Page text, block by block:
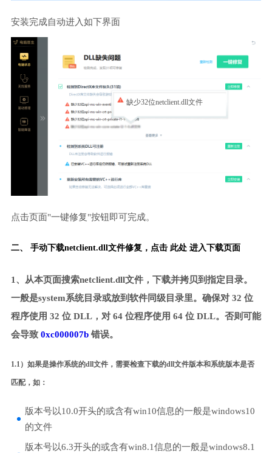
安装完成自动进入如下界面
缺少32位netclient.dll文件
点击页面"一键修复"按钮即可完成。
二、 手动下载netclient.dll文件修复， 点击 此处 进入下载页面
1、从本页面搜索netclient.dll文件，下载并拷贝到指定目录。
一般是system系统目录或放到软件同级目录里。确保对 32 位
程序使用 32 位 DLL，对 64 位程序使用 64 位 DLL。否则可能
会导致 0xc000007b错误。
1.1）如果是操作系统的dll文件，需要检查下载的dll文件版本和系统版本是否
匹配，如：
版本号以10.0开头的或含有win10信息的一般是windows10
的文件
版本号以6.3开头的或含有win8.1信息的一般是windows8.1